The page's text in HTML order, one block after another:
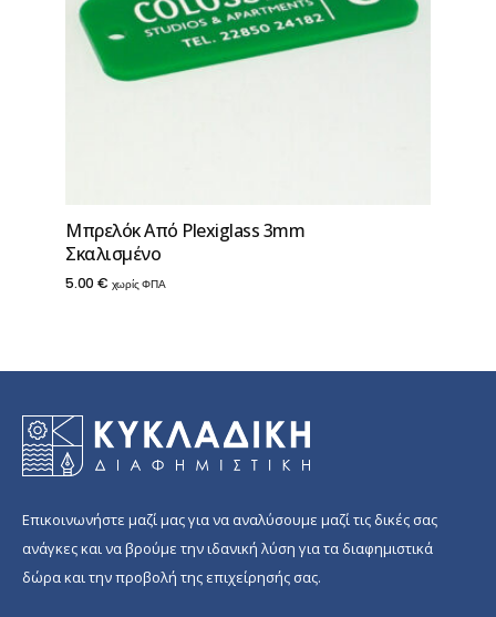
Μπρελόκ Από Ρlexiglass 3mm
Σκαλισμένο
5.00 € χωρίς ΦΠΑ
Επικοινωνήστε μαζί μας για να αναλύσουμε μαζί τις δικές σας
ανάγκες και να βρούμε την ιδανική λύση για τα διαφημιστικά
δώρα και την προβολή της επιχείρησής σας.